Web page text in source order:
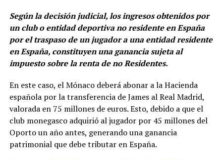
Según la decisión judicial, los ingresos obtenidos por
un club o entidad deportiva no residente en España
por el traspaso de un jugador a una entidad residente
en España, constituyen una ganancia sujeta al
impuesto sobre la renta de no Residentes.
En este caso, el Mónaco deberá abonar a la Hacienda
española por la transferencia de James al Real Madrid,
valorada en 75 millones de euros. Esto, debido a que el
club monegasco adquirió al jugador por 45 millones del
Oporto un año antes, generando una ganancia
patrimonial que debe tributar en España.